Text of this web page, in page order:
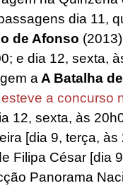
dia 11,
de Afonso
e dia 12, sexta,
a A Batalha
a concurso
12, sexta, às
[dia 9, terça, às
Filipa César [dia
Panorama